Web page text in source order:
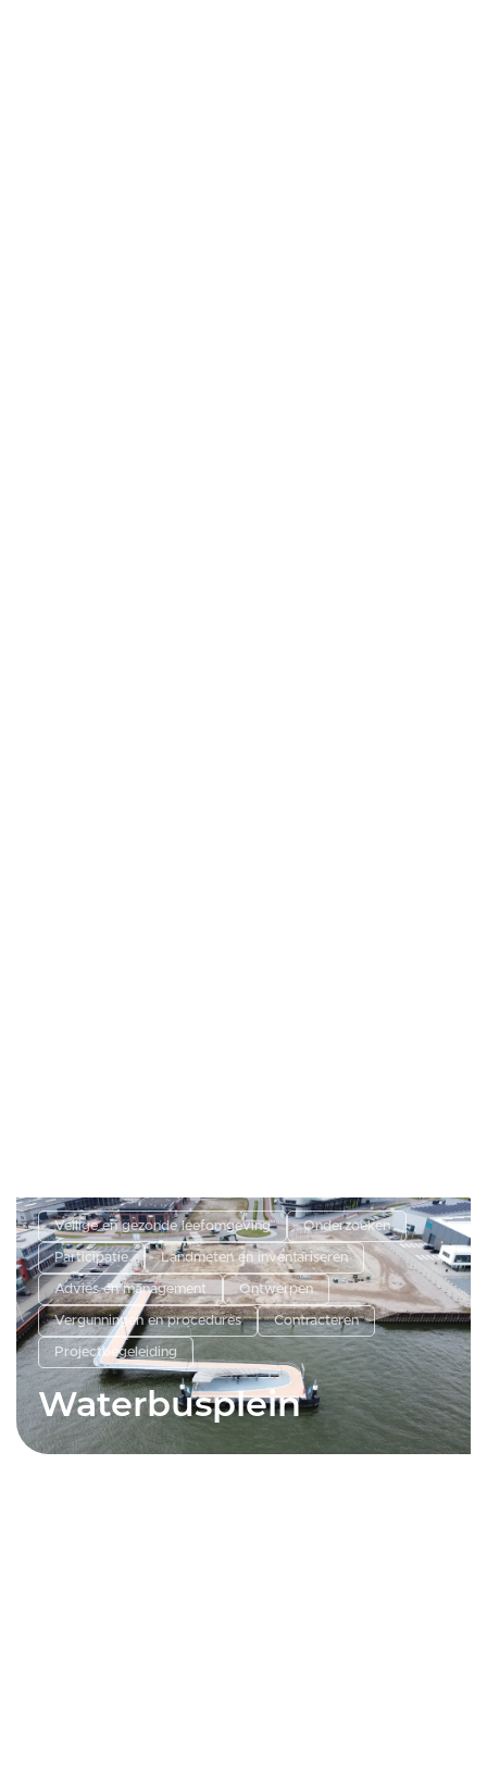
Veilige en gezonde leefomgeving Onderzoeken
Participatie Landmeten en inventariseren
Advies en management Ontwerpen
Vergunningen en procedures Contracteren
Projectbegeleiding
Waterbusplein